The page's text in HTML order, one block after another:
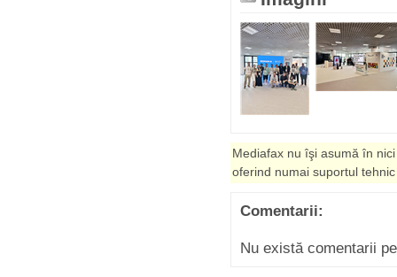
Mediafax nu îşi asumă în
oferind numai suportul
Comentarii:
Nu există comentarii